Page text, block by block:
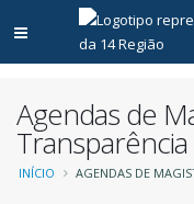
Abrir menu principal
Agendas de
Transparência
Trilha
INÍCIO AGENDAS DE